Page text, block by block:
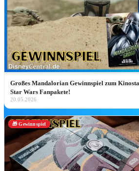
„Ich glaube,
Wonderland”
Unser
mit Alexandro
Segura: Worlds
&…Jetzt lesen ➔
Großes Mandalorian Gewinnspiel zum
Star Wars Fanpakete!
20.05.2026
🎁 Gewinnspiel